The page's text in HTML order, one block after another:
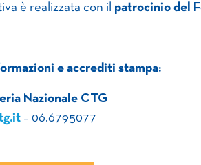
è realizzata con il patrocinio del
e accrediti stampa:
Nazionale CTG
– 06.6795077